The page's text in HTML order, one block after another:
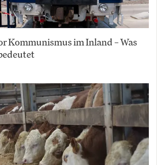
Kommunismus im Inland – Was